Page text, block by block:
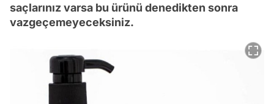
saçlarınız varsa bu ürünü denedikten sonra
vazgeçemeyeceksiniz.